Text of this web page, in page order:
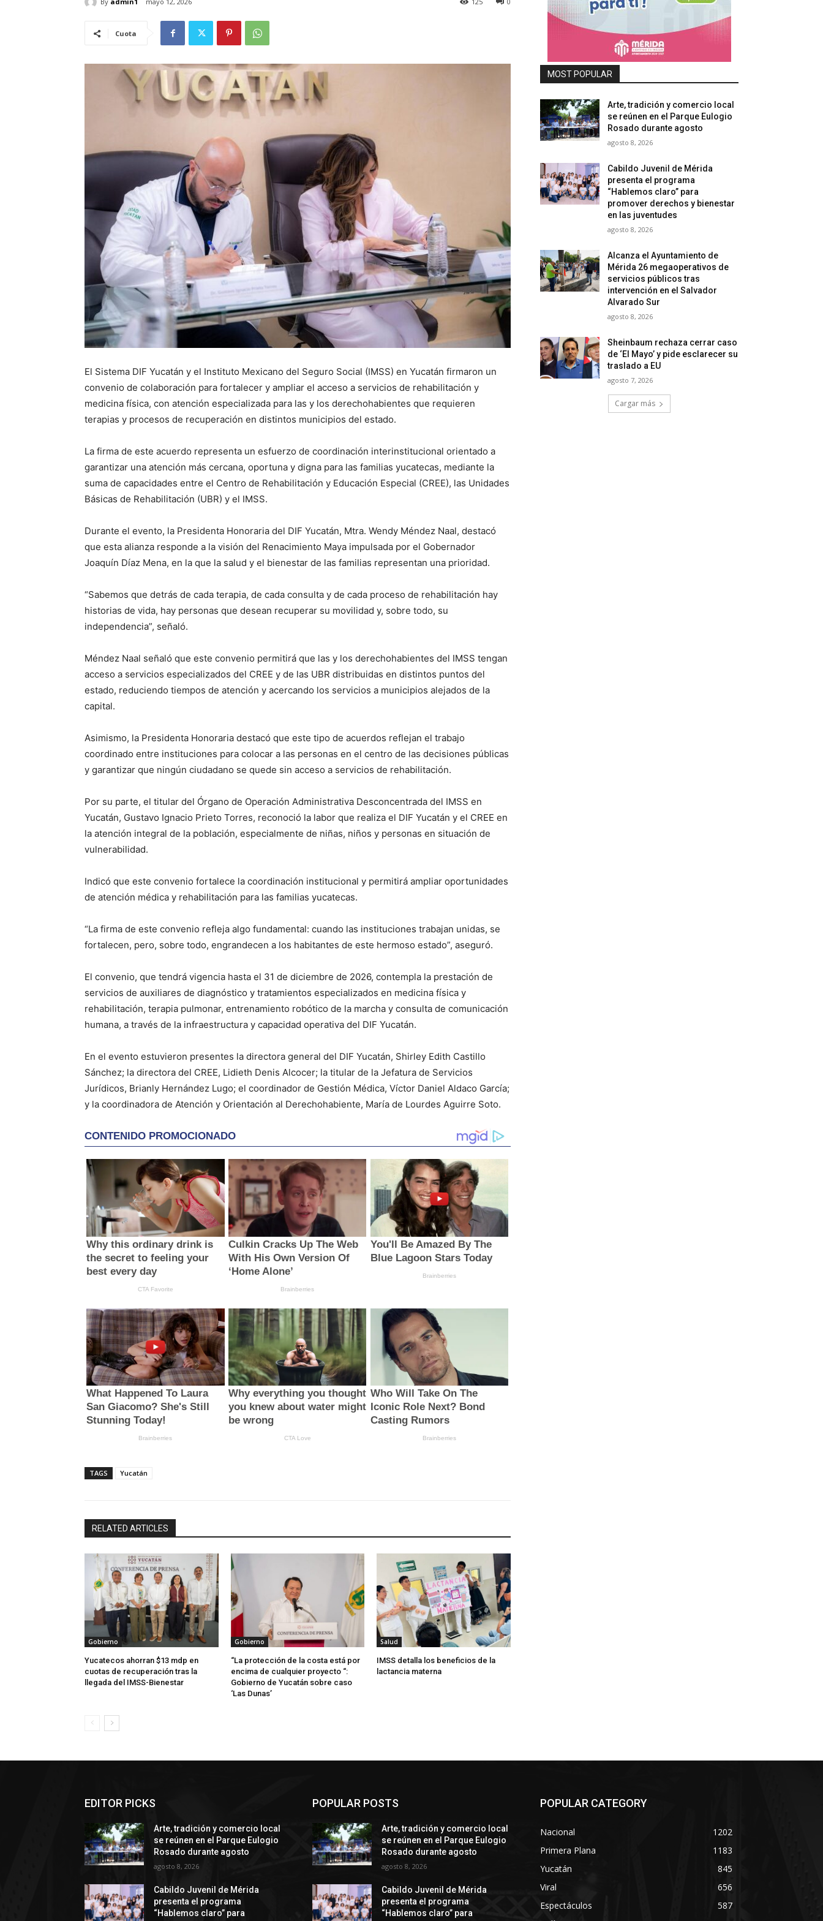
Cuota
El Sistema DIF Yucatán y el Instituto Mexicano del Seguro Social (IMSS) en Yucatán firmaron un
convenio de colaboración para fortalecer y ampliar el acceso a servicios de rehabilitación y
medicina física, con atención especializada para las y los derechohabientes que requieren
terapias y procesos de recuperación en distintos municipios del estado.
La firma de este acuerdo representa un esfuerzo de coordinación interinstitucional orientado a
garantizar una atención más cercana, oportuna y digna para las familias yucatecas, mediante la
suma de capacidades entre el Centro de Rehabilitación y Educación Especial (CREE), las Unidades
Básicas de Rehabilitación (UBR) y el IMSS.
Durante el evento, la Presidenta Honoraria del DIF Yucatán, Mtra. Wendy Méndez Naal, destacó
que esta alianza responde a la visión del Renacimiento Maya impulsada por el Gobernador
Joaquín Díaz Mena, en la que la salud y el bienestar de las familias representan una prioridad.
“Sabemos que detrás de cada terapia, de cada consulta y de cada proceso de rehabilitación hay
historias de vida, hay personas que desean recuperar su movilidad y, sobre todo, su
independencia”, señaló.
Méndez Naal señaló que este convenio permitirá que las y los derechohabientes del IMSS tengan
acceso a servicios especializados del CREE y de las UBR distribuidas en distintos puntos del
estado, reduciendo tiempos de atención y acercando los servicios a municipios alejados de la
capital.
Asimismo, la Presidenta Honoraria destacó que este tipo de acuerdos reflejan el trabajo
coordinado entre instituciones para colocar a las personas en el centro de las decisiones públicas
y garantizar que ningún ciudadano se quede sin acceso a servicios de rehabilitación.
Por su parte, el titular del Órgano de Operación Administrativa Desconcentrada del IMSS en
Yucatán, Gustavo Ignacio Prieto Torres, reconoció la labor que realiza el DIF Yucatán y el CREE en
la atención integral de la población, especialmente de niñas, niños y personas en situación de
vulnerabilidad.
Indicó que este convenio fortalece la coordinación institucional y permitirá ampliar oportunidades
de atención médica y rehabilitación para las familias yucatecas.
“La firma de este convenio refleja algo fundamental: cuando las instituciones trabajan unidas, se
fortalecen, pero, sobre todo, engrandecen a los habitantes de este hermoso estado”, aseguró.
El convenio, que tendrá vigencia hasta el 31 de diciembre de 2026, contempla la prestación de
servicios de auxiliares de diagnóstico y tratamientos especializados en medicina física y
rehabilitación, terapia pulmonar, entrenamiento robótico de la marcha y consulta de comunicación
humana, a través de la infraestructura y capacidad operativa del DIF Yucatán.
En el evento estuvieron presentes la directora general del DIF Yucatán, Shirley Edith Castillo
Sánchez; la directora del CREE, Lidieth Denis Alcocer; la titular de la Jefatura de Servicios
Jurídicos, Brianly Hernández Lugo; el coordinador de Gestión Médica, Víctor Daniel Aldaco García;
y la coordinadora de Atención y Orientación al Derechohabiente, María de Lourdes Aguirre Soto.
TAGS Yucatán
RELATED ARTICLES
Gobierno
Yucatecos ahorran $13 mdp en
cuotas de recuperación tras la
llegada del IMSS-Bienestar
Gobierno
“La protección de la costa está por
encima de cualquier proyecto “:
Gobierno de Yucatán sobre caso
‘Las Dunas’
Salud
IMSS detalla los beneficios de la
lactancia materna
MOST POPULAR
Arte, tradición y comercio local
se reúnen en el Parque Eulogio
Rosado durante agosto
agosto 8, 2026
Cabildo Juvenil de Mérida
presenta el programa
“Hablemos claro” para
promover derechos y bienestar
en las juventudes
agosto 8, 2026
Alcanza el Ayuntamiento de
Mérida 26 megaoperativos de
servicios públicos tras
intervención en el Salvador
Alvarado Sur
agosto 8, 2026
Sheinbaum rechaza cerrar caso
de ‘El Mayo’ y pide esclarecer su
traslado a EU
agosto 7, 2026
Cargar más
EDITOR PICKS
Arte, tradición y comercio local
se reúnen en el Parque Eulogio
Rosado durante agosto
agosto 8, 2026
Cabildo Juvenil de Mérida
presenta el programa
“Hablemos claro” para
POPULAR POSTS
Arte, tradición y comercio local
se reúnen en el Parque Eulogio
Rosado durante agosto
agosto 8, 2026
Cabildo Juvenil de Mérida
presenta el programa
“Hablemos claro” para
POPULAR CATEGORY
Nacional
1202
Primera Plana
1183
Yucatán
845
Viral
656
Espectáculos
587